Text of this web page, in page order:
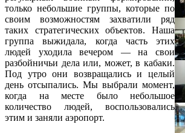
только небольшие группы, которые по
своим возможностям захватили ряд
таких стратегических объектов. Наша
группа выжидала, когда часть этих
людей уходила вечером — на свои
разбойничьи дела или, может, в кабаки.
Под утро они возвращались и целый
день отсыпались. Мы выбрали момент,
когда на месте было небольшое
количество людей, воспользовались
этим и заняли аэропорт.